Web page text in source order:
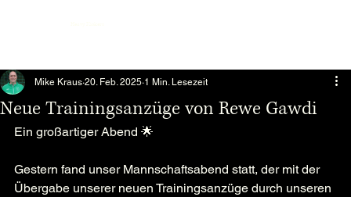
Neue Trainingsanzüge von Rewe Gawdi
Mike Kraus 20. Feb. 2025 1 Min. Lesezeit
Ein großartiger Abend 🌟
Gestern fand unser Mannschaftsabend statt, der mit der
Übergabe unserer neuen Trainingsanzüge durch unseren